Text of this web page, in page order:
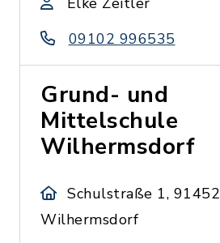
09102 996535
Grund- und
Mittelschule
Wilhermsdorf
Schulstraße 1, 91452
Wilhermsdorf